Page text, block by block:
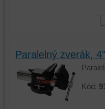
Paralelný zverák, 4"
Kód: